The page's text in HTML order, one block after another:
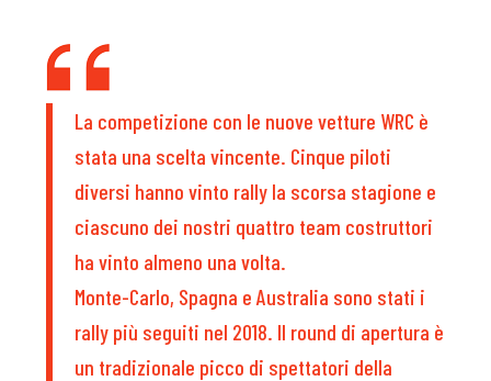
La competizione con le nuove vetture WRC è
stata una scelta vincente. Cinque piloti
diversi hanno vinto rally la scorsa stagione e
ciascuno dei nostri quattro team costruttori
ha vinto almeno una volta.
Monte-Carlo, Spagna e Australia sono stati i
rally più seguiti nel 2018. Il round di apertura è
un tradizionale picco di spettatori della